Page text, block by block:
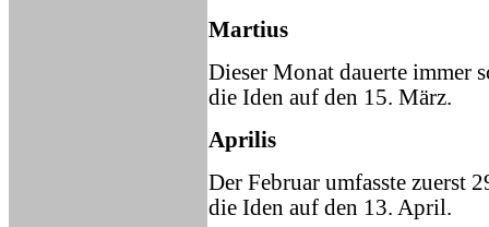
Martius
Dieser Monat dauerte immer
die Iden auf den 15. März.
Aprilis
Der Februar umfasste zuerst
die Iden auf den 13. April.